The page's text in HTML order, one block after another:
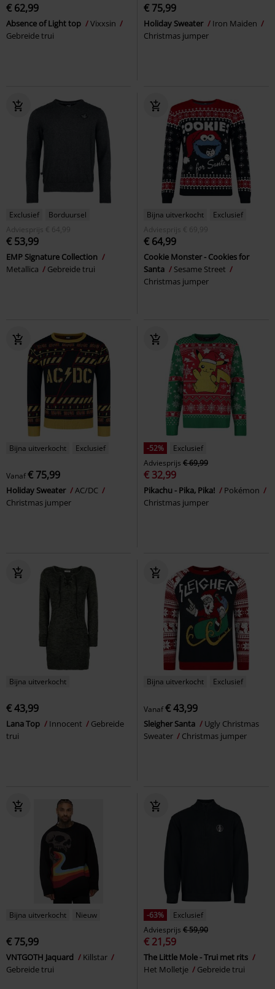
€ 62,99
Absence of Light top
Vixxsin
Gebreide trui
€ 75,99
Holiday Sweater
Iron Maiden
Christmas jumper
Exclusief
Borduursel
Adviesprijs
€ 64,99
€ 53,99
EMP Signature Collection
Metallica
Gebreide trui
Bijna uitverkocht
Exclusief
Adviesprijs
€ 69,99
€ 64,99
Cookie Monster - Cookies for
Santa
Sesame Street
Christmas jumper
Bijna uitverkocht Exclusief
Vanaf€ 75,99
Holiday Sweater
AC/DC
Christmas jumper
-52%
Exclusief
Adviesprijs € 69,99
€ 32,99
Pikachu - Pika, Pika!
Pokémon
Christmas jumper
Bijna uitverkocht
€ 43,99
Lana Top Innocent
Gebreide
trui
Bijna uitverkocht Exclusief
Vanaf€ 43,99
Sleigher Santa
Ugly Christmas
Sweater
Christmas jumper
Bijna uitverkocht Nieuw
€ 75,99
VNTGOTH Jaquard
Killstar
Gebreide trui
-63%
Exclusief
Adviesprijs € 59,90
€ 21,59
The Little Mole - Trui met rits
Het Molletje
Gebreide trui